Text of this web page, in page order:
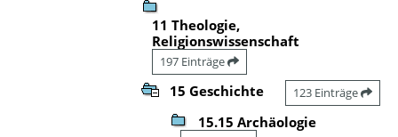
11 Theologie,
Religionswissenschaft
197 Einträge
15 Geschichte 123 Einträge
15.15 Archäologie